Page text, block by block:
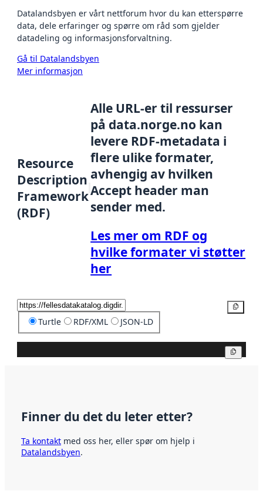
Datalandsbyen er vårt nettforum hvor du kan etterspørre
data, dele erfaringer og spørre om råd som gjelder
datadeling og informasjonsforvaltning.
Gå til Datalandsbyen
Mer informasjon
Resource
Description
Framework
(RDF)
Alle URL-er til ressurser
på data.norge.no kan
levere RDF-metadata i
flere ulike formater,
avhengig av hvilken
Accept header man
sender med.
Les mer om RDF og
hvilke formater vi støtter
her
Turtle RDF/XML JSON-LD
Finner du det du leter etter?
Ta kontakt med oss her, eller spør om hjelp i
Datalandsbyen.